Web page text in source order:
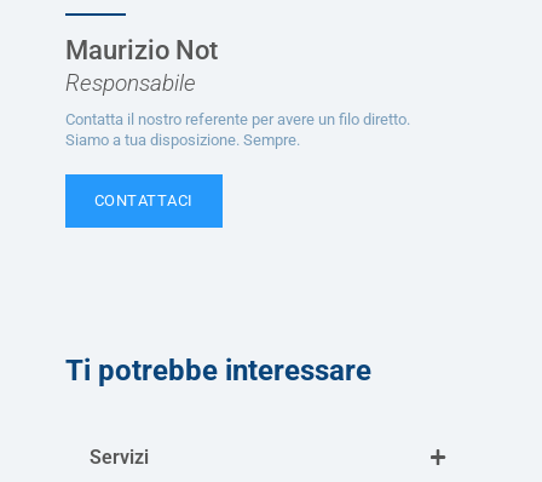
Maurizio Not
Responsabile
Contatta il nostro referente per avere un filo diretto.
Siamo a tua disposizione. Sempre.
CONTATTACI
Ti potrebbe interessare
Servizi